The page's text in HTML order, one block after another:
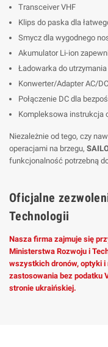
Transceiver VHF
Klips do paska dla
Smycz dla wygodnego
Akumulator Li-ion
Ładowarka do
Konwerter/Adapter AC/
Połączenie DC dla
Kompleksowa instrukcja
Niezależnie od tego, czy
operacjami na brzegu,
funkcjonalność potrzebną
Oficjalne
Technologii
Nasza firma zajmuje się
Ministerstwa Rozwoju i
wszystkich dronów, optyki
zastosowania bez podatku
stronie ukraińskiej.